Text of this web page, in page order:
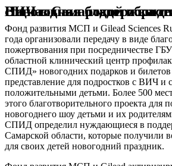
Новогодняя благотворительная акция: социальная поддержка для детей с ВИЧ в Самарской
Фонд развития МСП и Gilead Sciences
года организовали передачу в виде
пожертвования при посредничестве
областной клинический центр
СПИД» новогодних подарков и билетов
представление для подростков с ВИЧ
положительными детьми. Более 500
этого благотворительного проекта для
новогоднего шоу детьми и их
СПИД определил нуждающиеся в
Самарской области, которые получили
для своих детей новогодний праздник.